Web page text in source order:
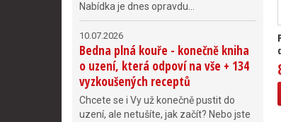
Nabídka je dnes opravdu...
10.07.2026
Bedna plná kouře - konečně kniha
o uzení, která odpoví na vše + 134
vyzkoušených receptů
Chcete se i Vy už konečně pustit do
uzení, ale netušíte, jak začít? Nebo jste